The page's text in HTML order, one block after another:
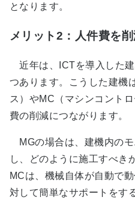
となります。
メリット2：人件費を
近年は、ICTを導入した
つあります。こうした建機
ス）やMC（マシンコント
費の削減につながります。
MGの場合は、建機内の
し、どのように施工すべき
MCは、機械自体が自動で
対して簡単なサポートをす